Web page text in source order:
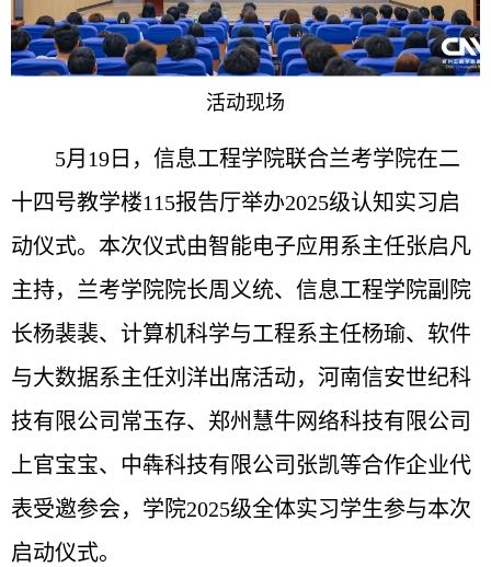
活动现场
5月19日，信息工程学院联合兰考学院在二
十四号教学楼115报告厅举办2025级认知实习启
动仪式。本次仪式由智能电子应用系主任张启凡
主持，兰考学院院长周义统、信息工程学院副院
长杨裴裴、计算机科学与工程系主任杨瑜、软件
与大数据系主任刘洋出席活动，河南信安世纪科
技有限公司常玉存、郑州慧牛网络科技有限公司
上官宝宝、中犇科技有限公司张凯等合作企业代
表受邀参会，学院2025级全体实习学生参与本次
启动仪式。